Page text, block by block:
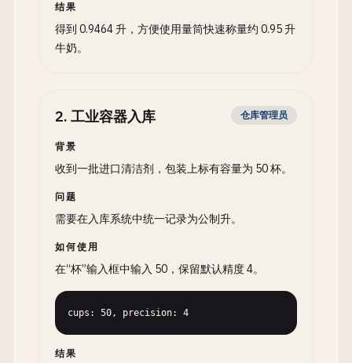
结果
得到 0.9464 升，方便使用量筒快速称量约 0.95 升
牛奶。
2. 工业容器入库 仓库管理员
背景
收到一批进口清洁剂，包装上标有容量为 50 杯。
问题
需要在入库系统中统一记录为公制升。
如何使用
在“杯”输入框中输入 50，保留默认精度 4。
cups: 50, precision: 4
结果